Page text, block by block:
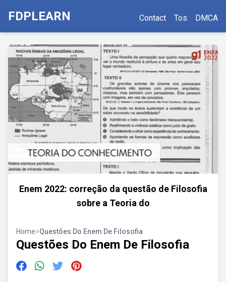
FDPLEARN Contact Tos DMCA
Enem 2022: correção da questão de Filosofia
sobre a Teoria do
Home>Questões Do Enem De Filosofia
Questões Do Enem De Filosofia